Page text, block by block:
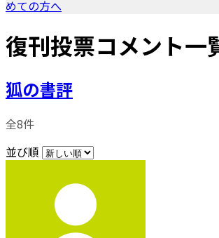
めての方へ
復刊投票コメント一
狐の書評
全8件
並び順